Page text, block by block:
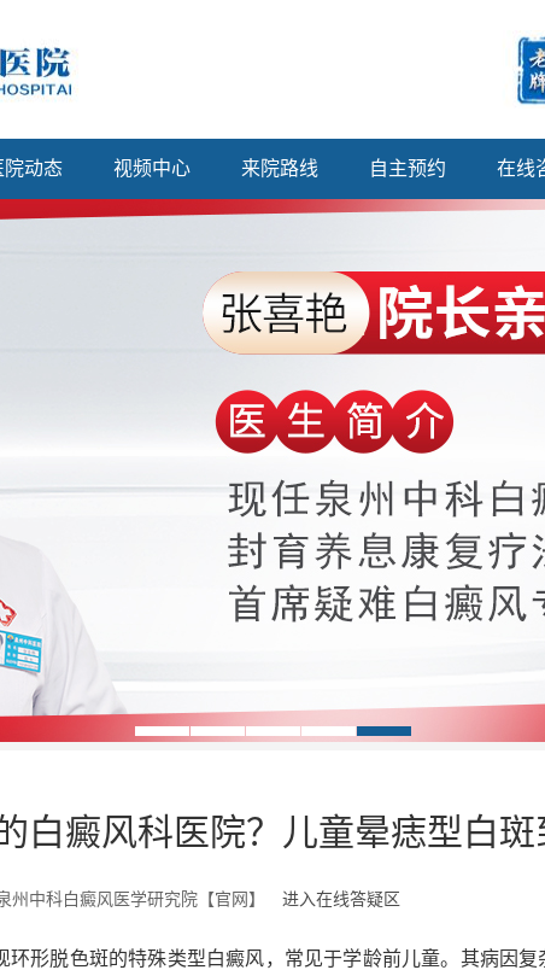
院动态 视频中心 来院路线 自主预约 在线
白癜风科医院？儿童晕痣型白斑
州中科白癜风医学研究院【官网】 进入在线答疑区
脱色斑的特殊类型白癜风，常见于学龄前儿童。其病因复